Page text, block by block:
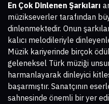
En Çok Dinlenen Şarkıları
müzikseverler tarafından
dinlenmektedir. Onun
kalıcı melodileriyle
Müzik kariyerinde birçok
geleneksel Türk müziği
harmanlayarak dinleyici
başarmıştır. Sanatçının
sahnesinde önemli bir yer